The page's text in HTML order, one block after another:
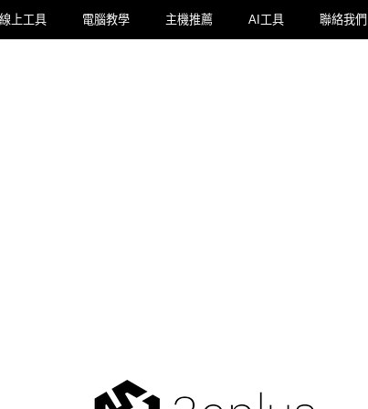
線上工具 電腦教學 主機推薦 AI工具 聯絡我們